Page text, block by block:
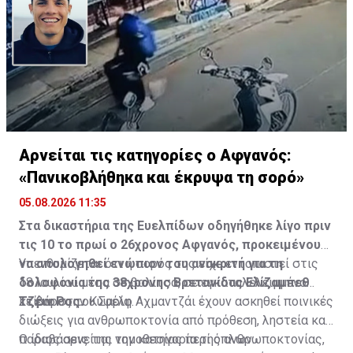
Αρνείται τις κατηγορίες ο Αφγανός:
«Πανικοβλήθηκα και έκρυψα τη σορό»
05.08.2026 11:35
Στα δικαστήρια της Ευελπίδων οδηγήθηκε λίγο πριν
τις 10 το πρωί ο 26χρονος Αφγανός, προκειμένου
να απολογηθεί ενώπιον του ανακριτή για τη
δολοφονία της 38χρονης Βρετανίδας Ελίζαμπεθ
Τζέιν Ρος.
Υπενθυμίζεται ότι η σορός της είχε εντοπιστεί στις
18 Ιουλίου μέσα σε βαλίτσα, σε εγκαταλελειμμένο
κτίριο στην Κυψέλη.
Σε βάρος του Σαρίφ Αχμαντζάι έχουν ασκηθεί ποινικές
διώξεις για ανθρωποκτονία από πρόθεση, ληστεία και
παραβάσεις της νομοθεσίας περί όπλων.
Ο ίδιος αρνείται την κατηγορία της ανθρωποκτονίας,